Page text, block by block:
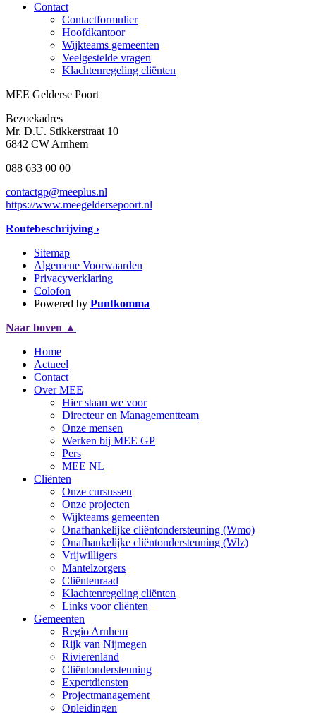
Contact
Contactformulier
Hoofdkantoor
Wijkteams gemeenten
Veelgestelde vragen
Klachtenregeling cliënten
MEE Gelderse Poort
Bezoekadres
Mr. D.U. Stikkerstraat 10
6842 CW Arnhem
088 633 00 00
contactgp@meeplus.nl
https://www.meegeldersepoort.nl
Routebeschrijving ›
Sitemap
Algemene Voorwaarden
Privacyverklaring
Colofon
Powered by Puntkomma
Naar boven ▲
Home
Actueel
Contact
Over MEE
Hier staan we voor
Directeur en Managementteam
Onze mensen
Werken bij MEE GP
Pers
MEE NL
Cliënten
Onze cursussen
Onze projecten
Wijkteams gemeenten
Onafhankelijke cliëntondersteuning (Wmo)
Onafhankelijke cliëntondersteuning (Wlz)
Vrijwilligers
Mantelzorgers
Cliëntenraad
Klachtenregeling cliënten
Links voor cliënten
Gemeenten
Regio Arnhem
Rijk van Nijmegen
Rivierenland
Cliëntondersteuning
Expertdiensten
Projectmanagement
Opleidingen